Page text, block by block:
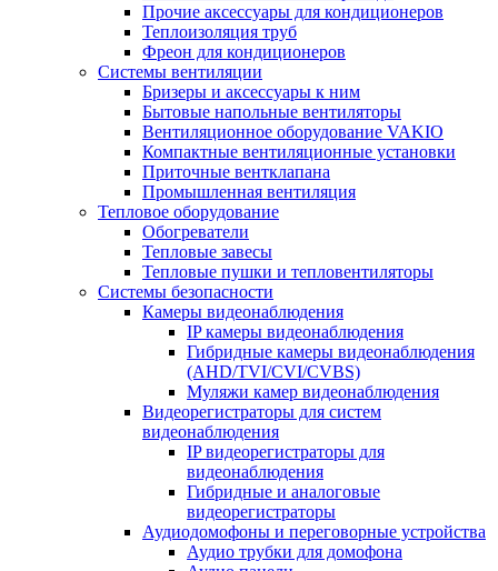
Прочие аксессуары для кондиционеров
Теплоизоляция труб
Фреон для кондиционеров
Системы вентиляции
Бризеры и аксессуары к ним
Бытовые напольные вентиляторы
Вентиляционное оборудование VAKIO
Компактные вентиляционные установки
Приточные вентклапана
Промышленная вентиляция
Тепловое оборудование
Обогреватели
Тепловые завесы
Тепловые пушки и тепловентиляторы
Системы безопасности
Камеры видеонаблюдения
IP камеры видеонаблюдения
Гибридные камеры видеонаблюдения
(AHD/TVI/CVI/CVBS)
Муляжи камер видеонаблюдения
Видеорегистраторы для систем
видеонаблюдения
IP видеорегистраторы для
видеонаблюдения
Гибридные и аналоговые
видеорегистраторы
Аудиодомофоны и переговорные устройства
Аудио трубки для домофона